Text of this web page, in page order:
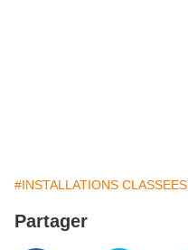
#INSTALLATIONS CLASSEES
Partager